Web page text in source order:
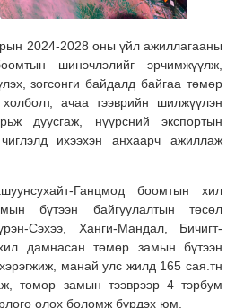
2024-2028 оны үйл ажиллагааны
шинэчлэлийг эрчимжүүлж,
зогсонги байдалд байгаа төмөр
ачаа тээврийн шилжүүлэн
дуусгаж, нүүрсний экспортын
ихээхэн анхаарч ажиллаж
Ганцмод боомтын хил
бүтээн байгуулалтын төсөл
Сэхээ, Ханги-Мандал, Бичигт-
дамнасан төмөр замын бүтээн
манай улс жилд 165 сая.тн
төмөр замын тээврээр 4 тэрбум
олох боломж бүрдэх юм.